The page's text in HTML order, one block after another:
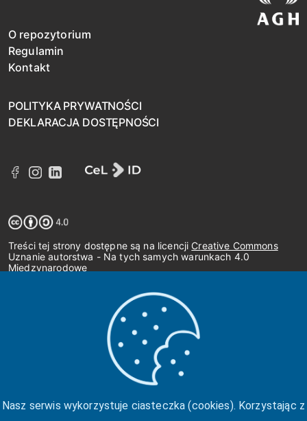
O repozytorium
Regulamin
Kontakt
POLITYKA PRYWATNOŚCI
DEKLARACJA DOSTĘPNOŚCI
Treści tej strony dostępne są na licencji Creative Commons
Uznanie autorstwa - Na tych samych warunkach 4.0
Międzynarodowe
Nasz serwis wykorzystuje ciasteczka (cookies). Korzystając z